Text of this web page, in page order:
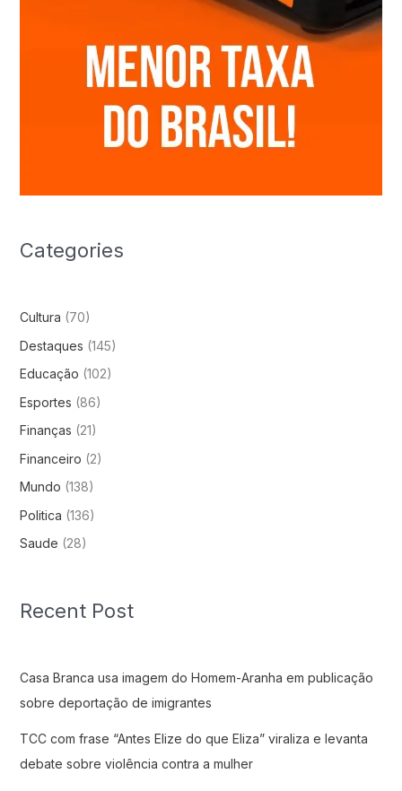
Categories
Cultura (70)
Destaques (145)
Educação (102)
Esportes (86)
Finanças (21)
Financeiro (2)
Mundo (138)
Politica (136)
Saude (28)
Recent Post
Casa Branca usa imagem do Homem-Aranha em publicação
sobre deportação de imigrantes
TCC com frase “Antes Elize do que Eliza” viraliza e levanta
debate sobre violência contra a mulher